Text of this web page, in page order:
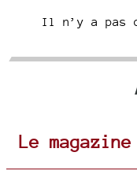
Il n’y a pas
Le magazine